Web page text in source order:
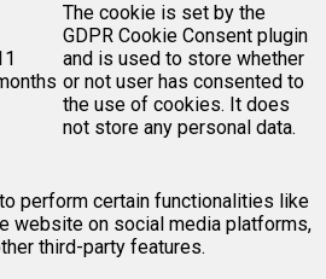
The cookie is set by the
GDPR Cookie Consent plugin
and is used to store whether
or not user has consented to
the use of cookies. It does
not store any personal data.
perform certain functionalities like
website on social media platforms,
third-party features.